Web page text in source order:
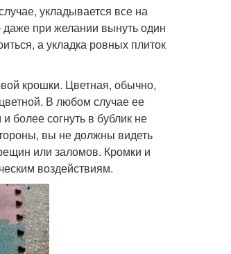
укладывается все на
при желании вынуть один
а укладка ровных плиток
крошки. Цветная, обычно,
В любом случае ее
согнуть в бублик не
вы не должны видеть
или заломов. Кромки и
воздействиям.